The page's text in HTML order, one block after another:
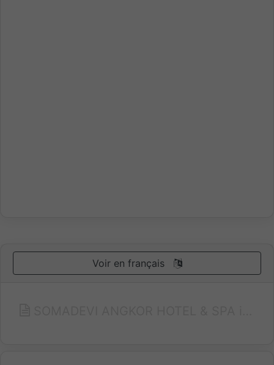
Voir en français